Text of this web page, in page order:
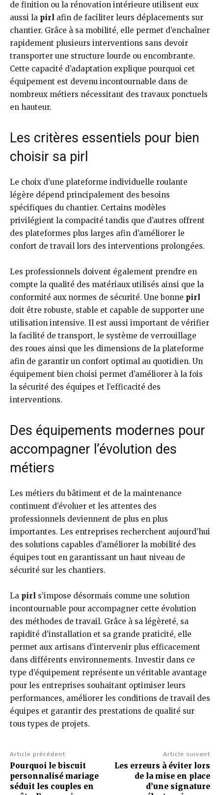
de finition ou la rénovation intérieure utilisent eux
aussi la pirl afin de faciliter leurs déplacements sur
chantier. Grâce à sa mobilité, elle permet d’enchaîner
rapidement plusieurs interventions sans devoir
transporter une structure lourde ou encombrante.
Cette capacité d’adaptation explique pourquoi cet
équipement est devenu incontournable dans de
nombreux métiers nécessitant des travaux ponctuels
en hauteur.
Les critères essentiels pour bien
choisir sa pirl
Le choix d’une plateforme individuelle roulante
légère dépend principalement des besoins
spécifiques du chantier. Certains modèles
privilégient la compacité tandis que d’autres offrent
des plateformes plus larges afin d’améliorer le
confort de travail lors des interventions prolongées.
Les professionnels doivent également prendre en
compte la qualité des matériaux utilisés ainsi que la
conformité aux normes de sécurité. Une bonne pirl
doit être robuste, stable et capable de supporter une
utilisation intensive. Il est aussi important de vérifier
la facilité de transport, le système de verrouillage
des roues ainsi que les dimensions de la plateforme
afin de garantir un confort optimal au quotidien. Un
équipement bien choisi permet d’améliorer à la fois
la sécurité des équipes et l’efficacité des
interventions.
Des équipements modernes pour
accompagner l’évolution des
métiers
Les métiers du bâtiment et de la maintenance
continuent d’évoluer et les attentes des
professionnels deviennent de plus en plus
importantes. Les entreprises recherchent aujourd’hui
des solutions capables d’améliorer la mobilité des
équipes tout en garantissant un haut niveau de
sécurité sur les chantiers.
La pirl s’impose désormais comme une solution
incontournable pour accompagner cette évolution
des méthodes de travail. Grâce à sa légèreté, sa
rapidité d’installation et sa grande praticité, elle
permet aux artisans d’intervenir plus efficacement
dans différents environnements. Investir dans ce
type d’équipement représente un véritable avantage
pour les entreprises souhaitant optimiser leurs
performances, améliorer les conditions de travail des
équipes et garantir des prestations de qualité sur
tous types de projets.
Article précédent
Pourquoi le biscuit
personnalisé mariage
séduit les couples en
Article suivant
Les erreurs à éviter lors
de la mise en place
d’une signature